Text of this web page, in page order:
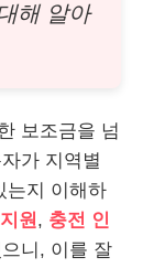
해 알아
보조금을 넘
가 지역별
는지 이해하
원, 충전 인
니, 이를 잘